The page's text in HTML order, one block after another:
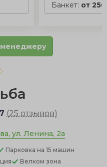
Банкет: от
(25 отзывов)
ул. Ленина, 2а
Парковка на 15 машин
Велком зона